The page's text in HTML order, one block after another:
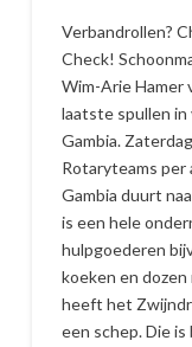
Verbandrollen?
Check!
Wim-Arie Hamer
laatste spullen in
Gambia.
Rotaryteams per
Gambia duurt
is een hele
hulpgoederen
koeken en
heeft het
een schep. Die